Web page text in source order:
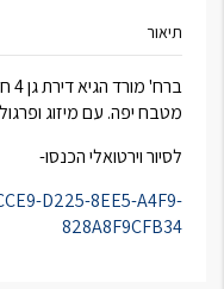
תיאור
מטבח יפה. עם מיזוג
לסיור וירטואלי הכנסו-
D225-8EE5-A4F9-
828A8F9CFB34